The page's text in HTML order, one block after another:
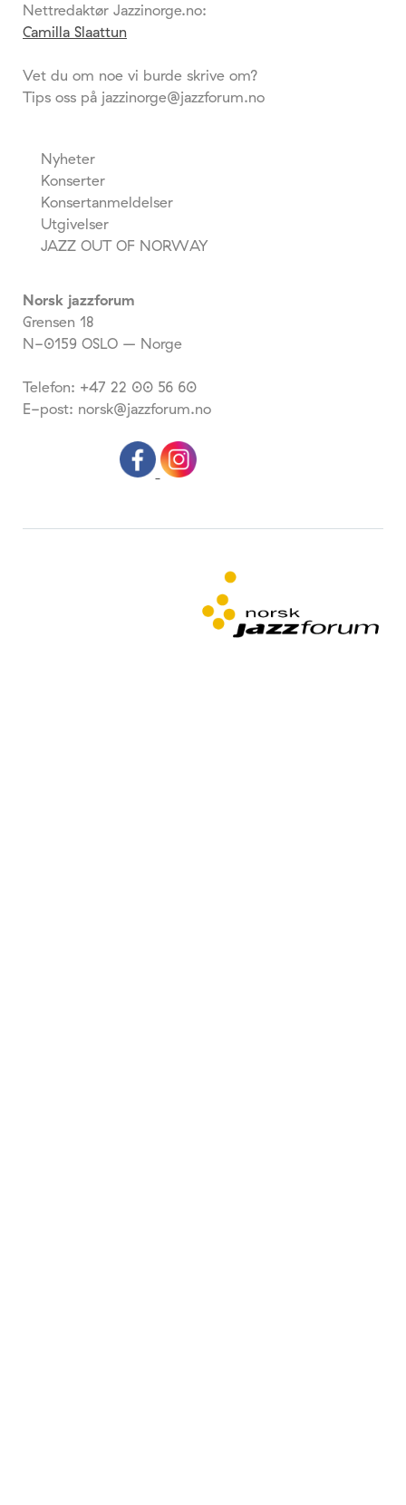
Nettredaktør Jazzinorge.no:
Camilla Slaattun
Vet du om noe vi burde skrive om?
Tips oss på jazzinorge@jazzforum.no
Nyheter
Konserter
Konsertanmeldelser
Utgivelser
JAZZ OUT OF NORWAY
Norsk jazzforum
Grensen 18
N-0159 OSLO – Norge
Telefon: +47 22 00 56 60
E-post: norsk@jazzforum.no